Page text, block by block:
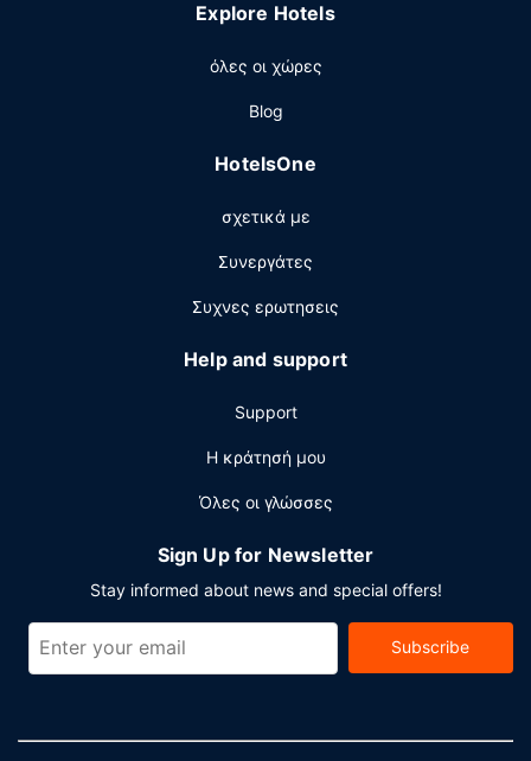
Ξεδιψάστε με το αγαπημένο σας ποτό στο μπαρ/lounge.
μπουφέ) καθημερινά μεταξύ 7:00 π.μ. - 10:30 π.μ..
προσωπικό και χρηματοκιβώτιο στη ρεσεψιόν. Στους
Explore Hotels
όλες οι χώρες
Blog
HotelsOne
σχετικά με
Συνεργάτες
Συχνες ερωτησεις
Help and support
Support
Η κράτησή μου
Όλες οι γλώσσες
Sign Up for Newsletter
Stay informed about news and special offers!
Subscribe